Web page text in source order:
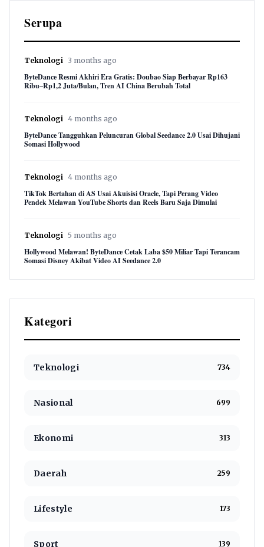
Serupa
Teknologi 3 months ago
ByteDance Resmi Akhiri Era Gratis: Doubao Siap Berbayar Rp163
Ribu–Rp1,2 Juta/Bulan, Tren AI China Berubah Total
Teknologi 4 months ago
ByteDance Tangguhkan Peluncuran Global Seedance 2.0 Usai Dihujani
Somasi Hollywood
Teknologi 4 months ago
TikTok Bertahan di AS Usai Akuisisi Oracle, Tapi Perang Video
Pendek Melawan YouTube Shorts dan Reels Baru Saja Dimulai
Teknologi 5 months ago
Hollywood Melawan! ByteDance Cetak Laba $50 Miliar Tapi Terancam
Somasi Disney Akibat Video AI Seedance 2.0
Kategori
Teknologi 734
Nasional 699
Ekonomi 313
Daerah 259
Lifestyle 173
Sport 139